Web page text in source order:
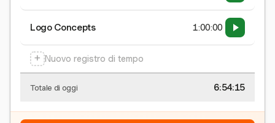
Logo Concepts 1:00:00
+ Nuovo registro di tempo
Totale di oggi 6:54:15